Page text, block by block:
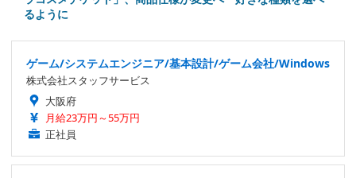
るように
ゲーム/システムエンジニア/基本設計/ゲーム会社/Windows
株式会社スタッフサービス
大阪府
月給23万円～55万円
正社員